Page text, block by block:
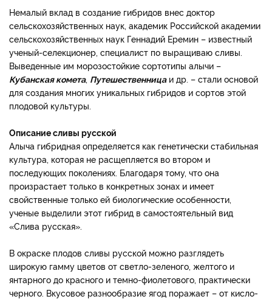
Немалый вклад в создание гибридов внес доктор
сельскохозяйственных наук, академик Российской академии
сельскохозяйственных наук Геннадий Еремин – известный
ученый-селекционер, специалист по выращиваю сливы.
Выведенные им морозостойкие сортотипы алычи –
Кубанская комета, Путешественницаи др. – стали основой
для создания многих уникальных гибридов и сортов этой
плодовой культуры.
Описание сливы русской
Алыча гибридная определяется как генетически стабильная
культура, которая не расщепляется во втором и
последующих поколениях. Благодаря тому, что она
произрастает только в конкретных зонах и имеет
свойственные только ей биологические особенности,
ученые выделили этот гибрид в самостоятельный вид
«Слива русская».
В окраске плодов сливы русской можно разглядеть
широкую гамму цветов от светло-зеленого, желтого и
янтарного до красного и темно-фиолетового, практически
черного. Вкусовое разнообразие ягод поражает – от кисло-